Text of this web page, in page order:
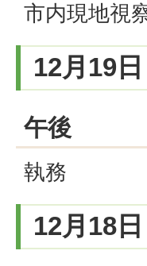
市内現地視
12月19日
午後
執務
12月18日